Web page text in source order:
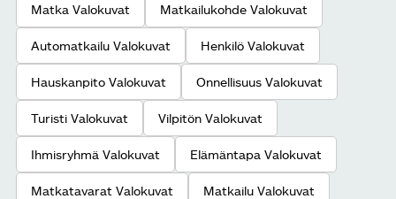
Matka Valokuvat Matkailukohde Valokuvat
Automatkailu Valokuvat Henkilö Valokuvat
Hauskanpito Valokuvat Onnellisuus Valokuvat
Turisti Valokuvat Vilpitön Valokuvat
Ihmisryhmä Valokuvat Elämäntapa Valokuvat
Matkatavarat Valokuvat Matkailu Valokuvat